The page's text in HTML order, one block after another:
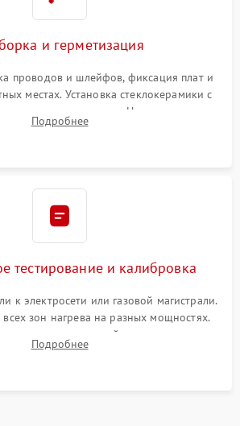
и герметизация
проводов и шлейфов, фиксация плат и
местах. Установка стеклокерамики с
зазоров. Нанесение
или укладка уплотнительной
Подробнее
тестирование и калибровка
к электросети или газовой магистрали.
зон нагрева на разных мощностях.
управления, таймера, индикаторов
и систем защиты от перегрева.
Подробнее